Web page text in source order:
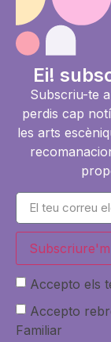
Ei!
Subscriu-te
perdis cap
les arts
Subscriure'm
Accepto els
Accepto
Familiar